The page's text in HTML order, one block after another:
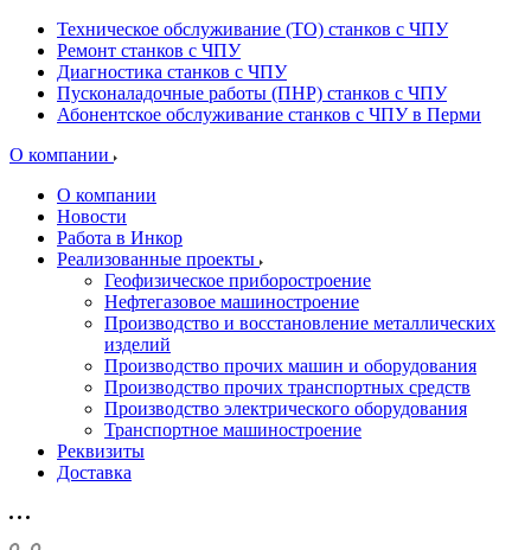
Техническое обслуживание (ТО) станков с ЧПУ
Ремонт станков с ЧПУ
Диагностика станков с ЧПУ
Пусконаладочные работы (ПНР) станков с ЧПУ
Абонентское обслуживание станков с ЧПУ в Перми
О компании
О компании
Новости
Работа в Инкор
Реализованные проекты
Геофизическое приборостроение
Нефтегазовое машиностроение
Производство и восстановление металлических
изделий
Производство прочих машин и оборудования
Производство прочих транспортных средств
Производство электрического оборудования
Транспортное машиностроение
Реквизиты
Доставка